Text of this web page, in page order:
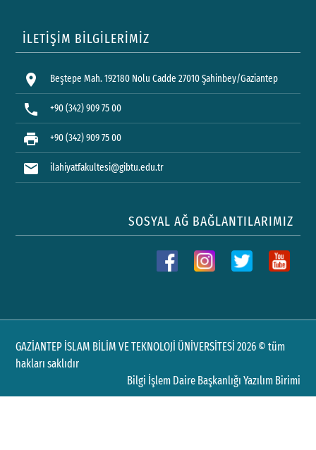
İLETİŞİM BİLGİLERİMİZ
location_on Beştepe Mah. 192180 Nolu Cadde 27010 Şahinbey/Gaziantep
phone +90 (342) 909 75 00
print +90 (342) 909 75 00
mail ilahiyatfakultesi@gibtu.edu.tr
SOSYAL AĞ BAĞLANTILARIMIZ
GAZİANTEP İSLAM BİLİM VE TEKNOLOJİ ÜNİVERSİTESİ 2026 © tüm
hakları saklıdır
Bilgi İşlem Daire Başkanlığı Yazılım Birimi